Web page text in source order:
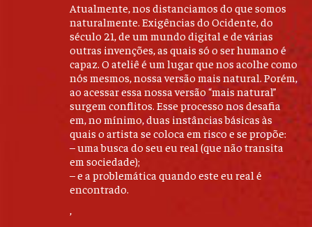
Atualmente, nos distanciamos do que somos
naturalmente. Exigências do Ocidente, do
século 21, de um mundo digital e de várias
outras invenções, as quais só o ser humano é
capaz. O ateliê é um lugar que nos acolhe como
nós mesmos, nossa versão mais natural. Porém,
ao acessar essa nossa versão “mais natural”
surgem conflitos. Esse processo nos desafia
em, no mínimo, duas instâncias básicas às
quais o artista se coloca em risco e se propõe:
– uma busca do seu eu real (que não transita
em sociedade);
– e a problemática quando este eu real é
encontrado.
,